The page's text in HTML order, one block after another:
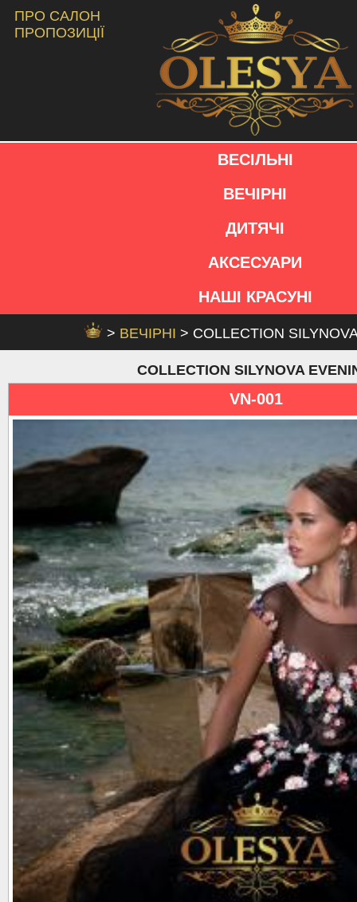
ПРО САЛОН
ПРОПОЗИЦІЇ
ВЕСІЛЬНІ
ВЕЧІРНІ
ДИТЯЧІ
АКСЕСУАРИ
НАШІ КРАСУНІ
> ВЕЧІРНІ > COLLECTION
COLLECTION SILYNOVA
VN-001